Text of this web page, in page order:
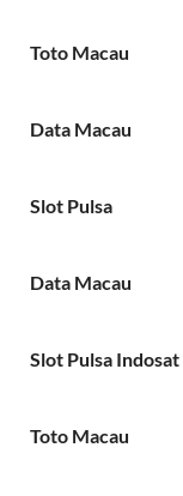
Toto Macau
Data Macau
Slot Pulsa
Data Macau
Slot Pulsa Indosat
Toto Macau